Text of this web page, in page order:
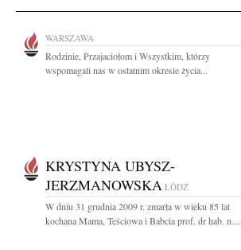
WARSZAWA
Rodzinie, Przajaciołom i Wszystkim, którzy
wspomagali nas w ostatnim okresie życia...
KRYSTYNA UBYSZ-
JERZMANOWSKA ŁÓDŹ
W dniu 31 grudnia 2009 r. zmarła w wieku 85 lat
kochana Mama, Teściowa i Babcia prof. dr hab. n....